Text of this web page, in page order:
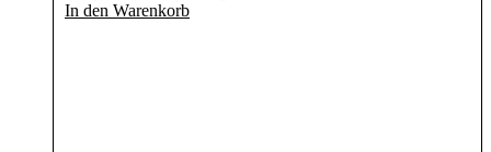
In den Warenkorb